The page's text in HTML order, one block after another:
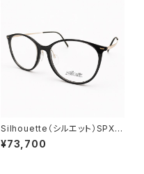
Silhouette（シルエット）SPX 1
606/75 6632 54□16-145
／ 0077420
¥73,700